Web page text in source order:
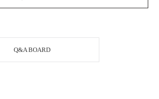
Q&A BOARD